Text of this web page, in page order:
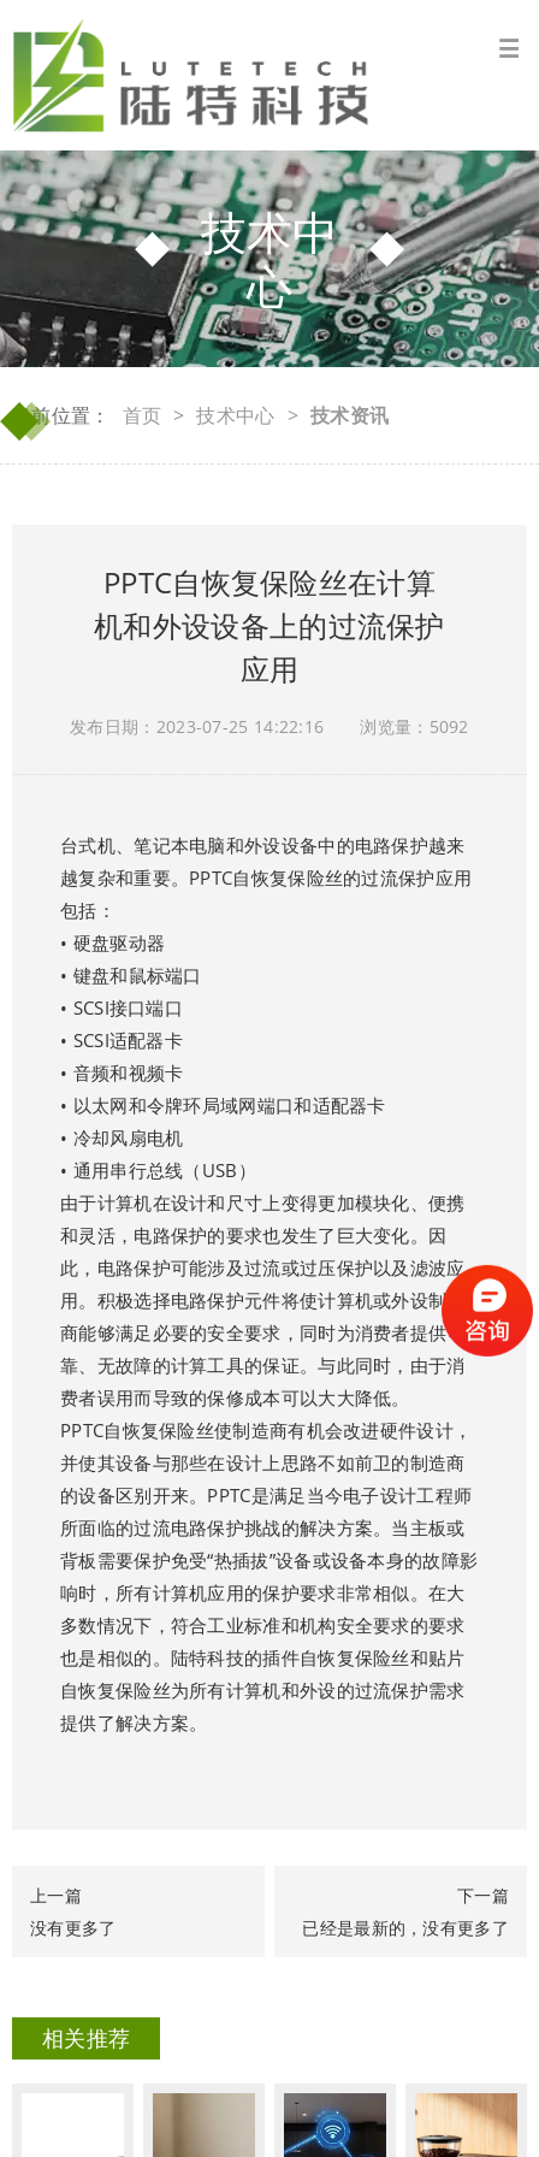
技术中
心
◆
◆
当前位置： 首页 > 技术中心 > 技术资讯
PPTC自恢复保险丝在计算
机和外设设备上的过流保护
应用
发布日期：2023-07-25 14:22:16 浏览量：5092
台式机、笔记本电脑和外设设备中的电路保护越来
越复杂和重要。 PPTC自恢复保险丝的过流保护应用
包括：
• 硬盘驱动器
• 键盘和鼠标端口
• SCSI接口端口
• SCSI适配器卡
• 音频和视频卡
• 以太网和令牌环局域网端口和适配器卡
• 冷却风扇电机
• 通用串行总线（USB）
由于计算机在设计和尺寸上变得更加模块化、便携
和灵活，电路保护的要求也发生了巨大变化。因
此，电路保护可能涉及过流或过压保护以及滤波应
用。积极选择电路保护元件将使计算机或外设制造
商能够满足必要的安全要求，同时为消费者提供可
靠、无故障的计算工具的保证。与此同时，由于消
费者误用而导致的保修成本可以大大降低。
PPTC自恢复保险丝使制造商有机会改进硬件设计，
并使其设备与那些在设计上思路不如前卫的制造商
的设备区别开来。PPTC是满足当今电子设计工程师
所面临的过流电路保护挑战的解决方案。当主板或
背板需要保护免受“热插拔”设备或设备本身的故障影
响时，所有计算机应用的保护要求非常相似。在大
多数情况下，符合工业标准和机构安全要求的要求
也是相似的。陆特科技的插件自恢复保险丝和贴片
自恢复保险丝为所有计算机和外设的过流保护需求
提供了解决方案。
上一篇
没有更多了
下一篇
已经是最新的，没有更多了
相关推荐